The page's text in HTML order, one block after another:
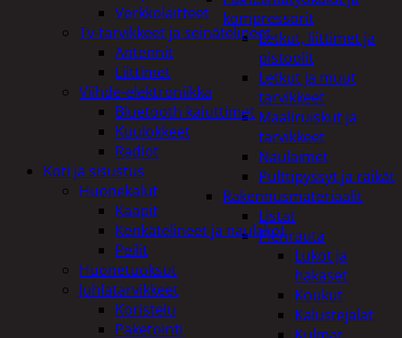
kompressorit
Letkut, liittimet ja
pistoolit
Letkut ja muut
tarvikkeet
Maaliruiskut ja
tarvikkeet
Naulaimet
Pulttipyssyt ja räikät
Rakennusmateriaalit
Listat
Pienrauta
Lukot ja
hakaset
Koukut
Kalustejalat
Verkkolaitteet
Tv-tarvikkeet ja seinätelineet
Antennit
Liittimet
Viihde-elektroniikka
Bluetooth kaiuttimet
Kuulokkeet
Radiot
Koti ja sisustus
Huonekalut
Kaapit
Kenkätelineet ja naulakot
Peilit
Huonetuoksut
Juhlatarvikkeet
Koristelu
Paketointi